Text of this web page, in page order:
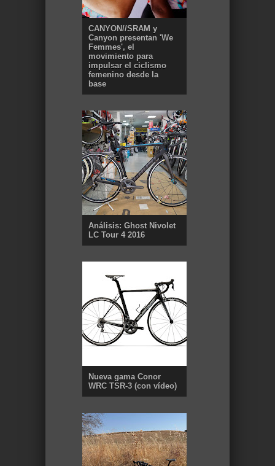
CANYON//SRAM y
Canyon presentan 'We
Femmes', el
movimiento para
impulsar el ciclismo
femenino desde la
base
Análisis: Ghost Nivolet
LC Tour 4 2016
Nueva gama Conor
WRC TSR-3 (con vídeo)